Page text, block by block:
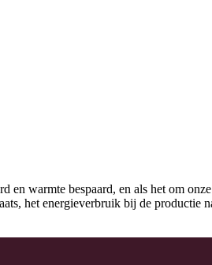
en warmte bespaard, en als het om
het energieverbruik bij de